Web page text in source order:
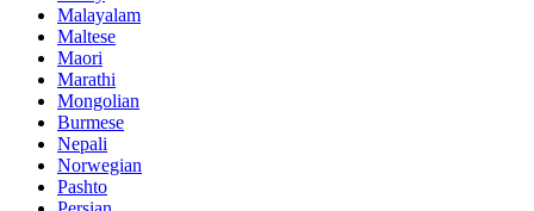
Malayalam
Maltese
Maori
Marathi
Mongolian
Burmese
Nepali
Norwegian
Pashto